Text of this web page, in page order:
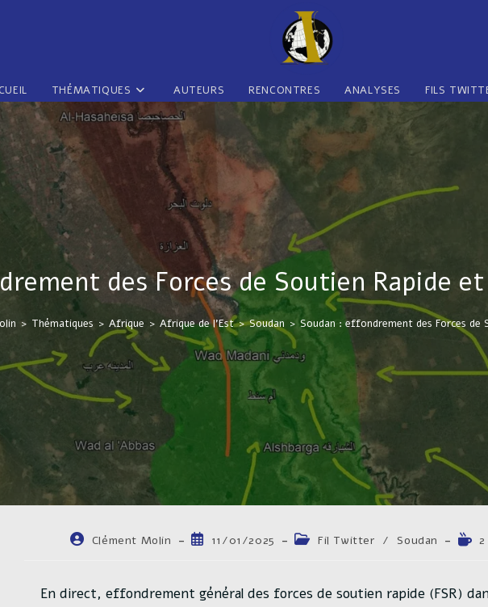
THÉMATIQUES AUTEURS RENCONTRES ANALYSES FILS
des Forces de Soutien Rapide
> Thématiques > Afrique > Afrique de l'Est > Soudan > Soudan : effondrement des Forces de
Auteur/autrice
publication :
Clément Molin
Publication
11/01/2025
PostFil Twitter / Soudan
En direct, effondrement général des forces de soutien rapide (FSR)